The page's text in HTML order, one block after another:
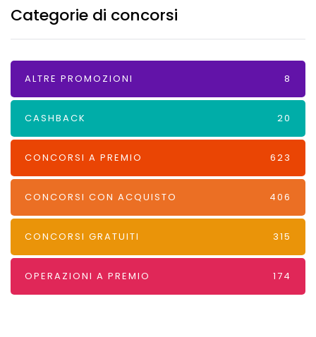
Categorie di concorsi
ALTRE PROMOZIONI 8
CASHBACK 20
CONCORSI A PREMIO 623
CONCORSI CON ACQUISTO 406
CONCORSI GRATUITI 315
OPERAZIONI A PREMIO 174